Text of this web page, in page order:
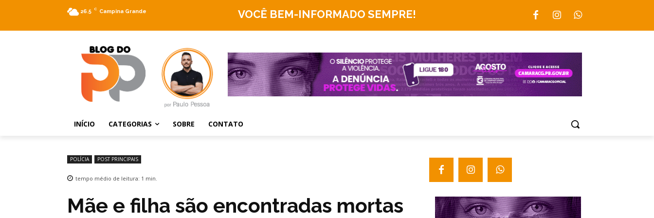
26.5 C Campina Grande VOCÊ BEM-INFORMADO SEMPRE!
INÍCIO CATEGORIAS SOBRE CONTATO
POLÍCIA POST PRINCIPAIS
tempo médio de leitura: 1 min.
Mãe e filha são encontradas mortas